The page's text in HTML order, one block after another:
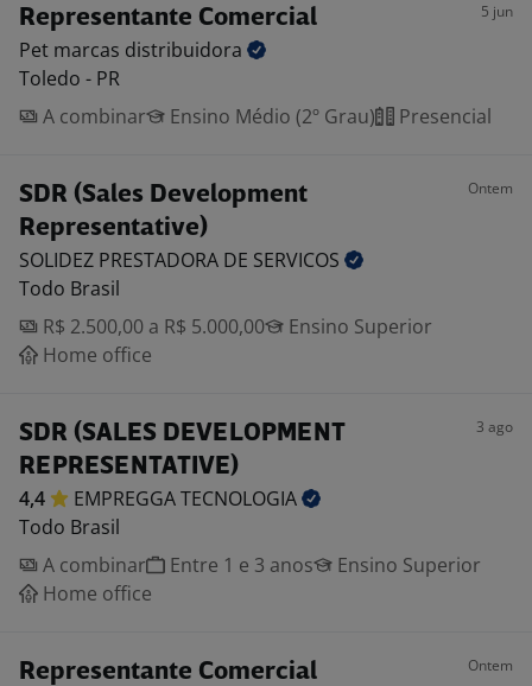
Representante Comercial 5 jun
Pet marcas distribuidora
Toledo - PR
A combinar
Ensino Médio (2º Grau) Presencial
SDR (Sales Development
Representative)
Ontem
SOLIDEZ PRESTADORA DE SERVICOS
Todo Brasil
R$ 2.500,00 a R$ 5.000,00
Ensino Superior
Home office
SDR (SALES DEVELOPMENT
REPRESENTATIVE)
3 ago
4,4 EMPREGGATECNOLOGIA
Todo Brasil
A combinar
Entre 1 e 3 anos
Ensino Superior
Home office
Representante Comercial Ontem